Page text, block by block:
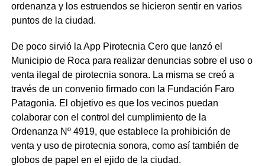
ordenanza y los estruendos se hicieron sentir en varios
puntos de la ciudad.
De poco sirvió la App Pirotecnia Cero que lanzó el
Municipio de Roca para realizar denuncias sobre el uso o
venta ilegal de pirotecnia sonora. La misma se creó a
través de un convenio firmado con la Fundación Faro
Patagonia. El objetivo es que los vecinos puedan
colaborar con el control del cumplimiento de la
Ordenanza Nº 4919, que establece la prohibición de
venta y uso de pirotecnia sonora, como así también de
globos de papel en el ejido de la ciudad.